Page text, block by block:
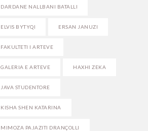
DARDANE NALLBANI BATALLI
ELVIS BYTYQI ERSAN JANUZI
FAKULTETI I ARTEVE
GALERIA E ARTEVE HAXHI ZEKA
JAVA STUDENTORE
KISHA SHEN KATARINA
MIMOZA PAJAZITI DRANÇOLLI